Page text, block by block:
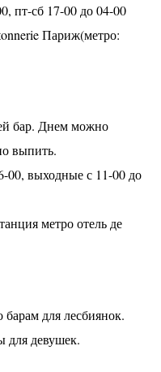
пт-сб 17-00 до 04-00
Париж(метро:
бар. Днем можно
выпить.
00, выходные с 11-00 до
метро отель де
для лесбиянок.
для девушек.